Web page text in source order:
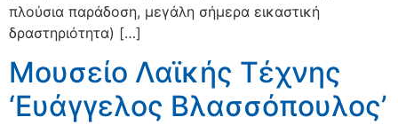
πλούσια παράδοση, μεγάλη σήμερα εικαστική
δραστηριότητα) […]
Μουσείο Λαϊκής Τέχνης
‘Ευάγγελος Βλασσόπουλος’